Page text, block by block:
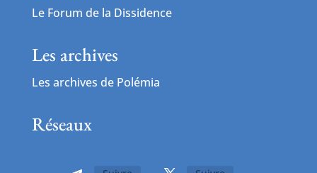
Le Forum de la Dissidence
Les archives
Les archives de Polémia
Réseaux